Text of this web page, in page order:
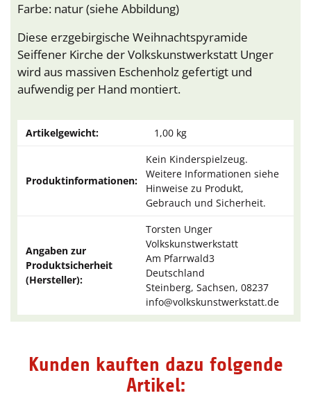
Farbe: natur (siehe Abbildung)
Diese erzgebirgische Weihnachtspyramide
Seiffener Kirche der Volkskunstwerkstatt Unger
wird aus massiven Eschenholz gefertigt und
aufwendig per Hand montiert.
Artikelgewicht: 1,00 kg
Produktinformationen:
Kein Kinderspielzeug.
Weitere Informationen siehe
Hinweise zu Produkt,
Gebrauch und Sicherheit.
Angaben zur
Produktsicherheit
(Hersteller):
Torsten Unger
Volkskunstwerkstatt
Am Pfarrwald3
Deutschland
Steinberg, Sachsen, 08237
info@volkskunstwerkstatt.de
Kunden kauften dazu folgende
Artikel: